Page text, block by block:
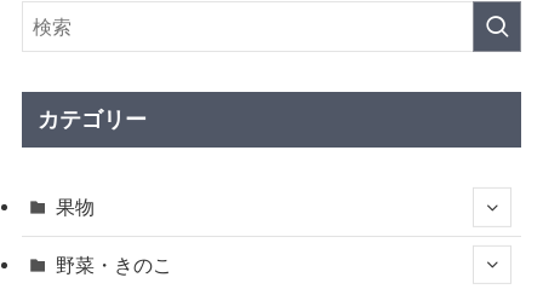
イ
ブ
カテゴリー
果物
野菜・きのこ